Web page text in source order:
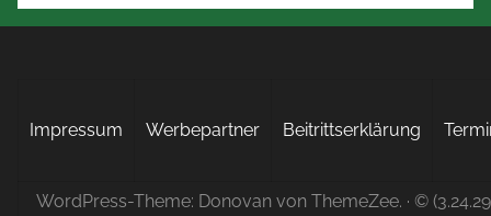
Impressum Werbepartner Beitrittserklärung
WordPress-Theme: Donovan von ThemeZee. · ©